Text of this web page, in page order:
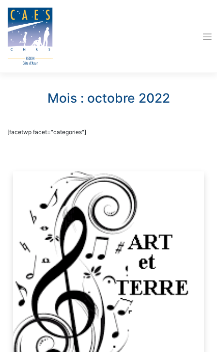
content
Mois : octobre 2022
[facetwp facet="categories"]